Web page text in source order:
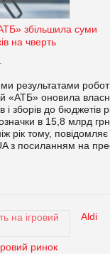
збільшила суми
на чверть
результатами
«АТБ» оновила
і зборів до бюджетів
в 15,8 млрд
рік тому, повідомляє
з посиланням на
Aldi
ринок